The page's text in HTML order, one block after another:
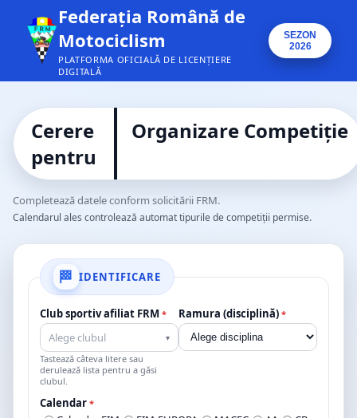
Federația Română de
Motociclism
PLATFORMA OFICIALĂ DE LICENȚIERE
DIGITALĂ
SEZON
2026
Cerere
pentru
Organizare Competiție
Completează datele conform solicitării FRM.
Calendarul ales controlează automat tipurile de competiții permise.
IDENTIFICARE
Club sportiv afiliat FRM *
Alege clubul ▾
Tastează câteva litere sau
derulează lista pentru a găsi
clubul.
Ramura (disciplină) *
Calendar *